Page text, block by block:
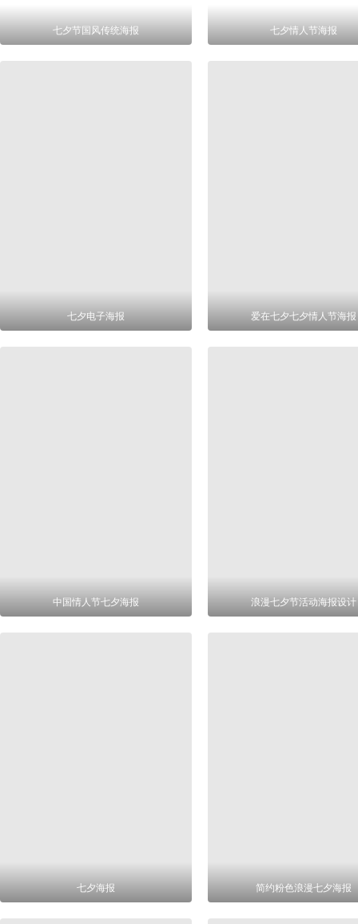
七夕节国风传统海报 七夕情人节海报
七夕电子海报 爱在七夕七夕情人节海报
中国情人节七夕海报 浪漫七夕节活动海报设计
七夕海报 简约粉色浪漫七夕海报